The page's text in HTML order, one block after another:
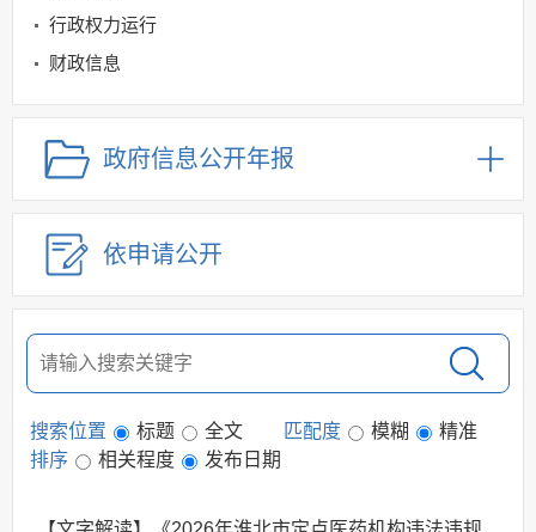
行政权力运行
财政信息
社会救助与社会福利领域
公立医疗机构药品医用设备采购领域
社会保险领域
规划信息
建议提案办理
公务员及事业单位招录
应急管理
回应关切
其他法定信息
政府信息公开年报
依申请公开
搜索位置 标题 全文 匹配度 模糊
精准
排序
相关程度 发布日期